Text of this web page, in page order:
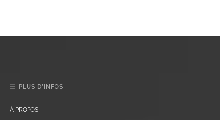
PLUS D’INFOS
À PROPOS